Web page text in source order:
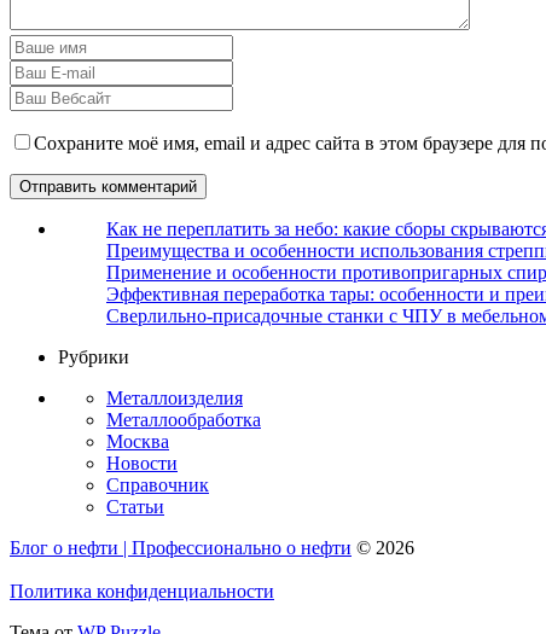
Сохраните моё имя, email и адрес сайта в этом браузере
Как не переплатить за небо: какие сборы
Преимущества и особенности использования
Применение и особенности противопригарных
Эффективная переработка тары: особенности и
Сверлильно-присадочные станки с ЧПУ в
Рубрики
Металлоизделия
Металлообработка
Москва
Новости
Справочник
Статьи
Блог о нефти | Профессионально о нефти © 2026
Политика конфиденциальности